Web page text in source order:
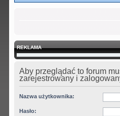
REKLAMA
Aby przeglądać to forum
zarejestrowany i
Nazwa użytkownika:
Hasło: